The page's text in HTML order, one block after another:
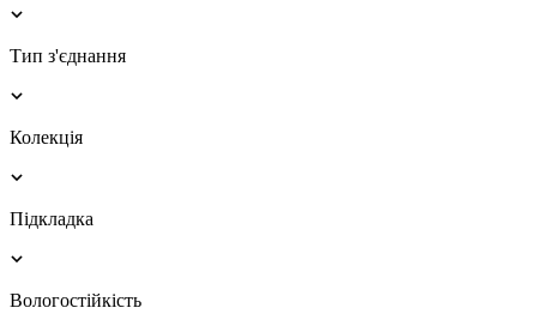
Тип з'єднання
Колекція
Підкладка
Вологостійкість